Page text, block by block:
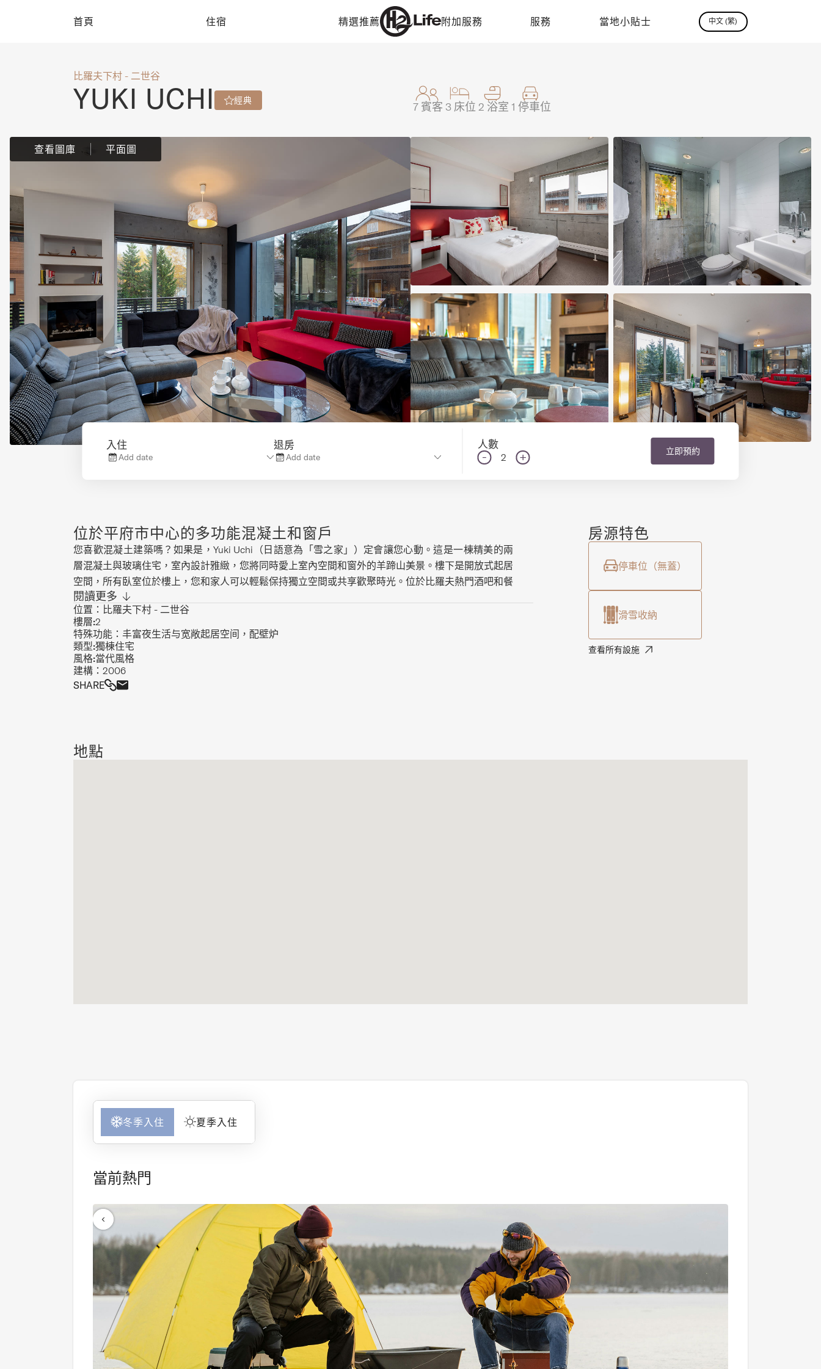
首頁 住宿 精選推薦 附加服務 服務 當地小貼士 中文 (繁)
比羅夫下村 - 二世谷
YUKI UCHI 經典 7 賓客 3 床位 2 浴室 1 停車位
查看圖庫 平面圖
入住
Add date
退房
Add date
人數
- 2 + 立即預約
位於平府市中心的多功能混凝土和窗戶
您喜歡混凝土建築嗎？如果是，Yuki Uchi（日語意為「雪之家」）定會讓您心動。這是一棟精美的兩
層混凝土與玻璃住宅，室內設計雅緻，您將同時愛上室內空間和窗外的羊蹄山美景。樓下是開放式起居
空間，所有臥室位於樓上，您和家人可以輕鬆保持獨立空間或共享歡聚時光。位於比羅夫熱門酒吧和餐
廳的中心地帶，大人們晚上很容易溜出去享受一番樂趣，只要記得回來吃早餐就好。如果您決定待在室
內，一樓是實現夢想雪季假期的理想之所。寬敞的洗衣房和乾燥室為您提供存放所有滑雪和單板裝備的
空間，這裡還設有一間衛生間。現代廚房配有延伸至餐廳區域的吧台，方便您大展廚藝、款待賓客。客
廳的沙發是在夜晚飄雪時蜷縮看電影的完美之處。當您準備休息時，上樓到二層臥室區域。主臥配有獨
立衛浴，另有一間大浴室供其他客人使用。
閱讀更多
位置： 比羅夫下村 - 二世谷
樓層:2
特殊功能： 丰富夜生活与宽敞起居空间，配壁炉
類型:獨棟住宅
風格:當代風格
建構： 2006
SHARE
房源特色
停車位（無蓋）
滑雪收納
查看所有設施
地點
冬季入住 夏季入住
當前熱門